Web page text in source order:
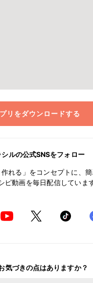
リをダウンロードする
シルの公式SNSをフォロー
作れる」をコンセプトに、簡
ピ動画を毎日配信しています
気づきの点はありますか？